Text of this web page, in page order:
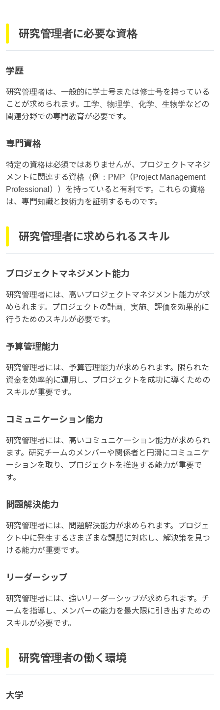
研究管理者に必要な資格
学歴
研究管理者は、一般的に学士号または修士号を持っている
ことが求められます。工学、物理学、化学、生物学などの
関連分野での専門教育が必要です。
専門資格
特定の資格は必須ではありませんが、プロジェクトマネジ
メントに関連する資格（例：PMP（Project Management
Professional））を持っていると有利です。これらの資格
は、専門知識と技術力を証明するものです。
研究管理者に求められるスキル
プロジェクトマネジメント能力
研究管理者には、高いプロジェクトマネジメント能力が求
められます。プロジェクトの計画、実施、評価を効果的に
行うためのスキルが必要です。
予算管理能力
研究管理者には、予算管理能力が求められます。限られた
資金を効率的に運用し、プロジェクトを成功に導くための
スキルが重要です。
コミュニケーション能力
研究管理者には、高いコミュニケーション能力が求められ
ます。研究チームのメンバーや関係者と円滑にコミュニケ
ーションを取り、プロジェクトを推進する能力が重要で
す。
問題解決能力
研究管理者には、問題解決能力が求められます。プロジェ
クト中に発生するさまざまな課題に対応し、解決策を見つ
ける能力が重要です。
リーダーシップ
研究管理者には、強いリーダーシップが求められます。チ
ームを指導し、メンバーの能力を最大限に引き出すための
スキルが必要です。
研究管理者の働く環境
大学